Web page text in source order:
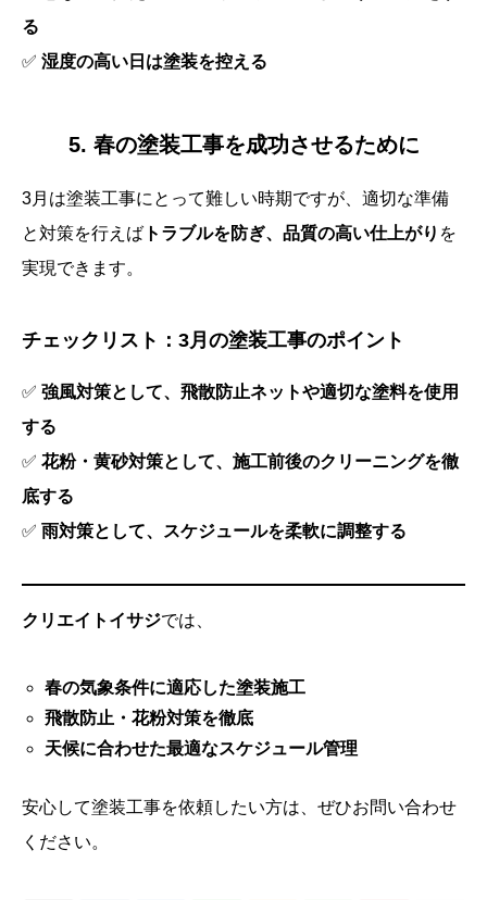
る
✅ 湿度の高い日は塗装を控える
5. 春の塗装工事を成功させるために
3月は塗装工事にとって難しい時期ですが、適切な準備
と対策を行えば トラブルを防ぎ、品質の高い仕上がり を
実現できます。
チェックリスト：3月の塗装工事のポイント
✅ 強風対策として、飛散防止ネットや適切な塗料を使用
する
✅ 花粉・黄砂対策として、施工前後のクリーニングを徹
底する
✅ 雨対策として、スケジュールを柔軟に調整する
クリエイトイサジでは、
春の気象条件に適応した塗装施工
飛散防止・花粉対策を徹底
天候に合わせた最適なスケジュール管理
安心して塗装工事を依頼したい方は、ぜひお問い合わせ
ください。